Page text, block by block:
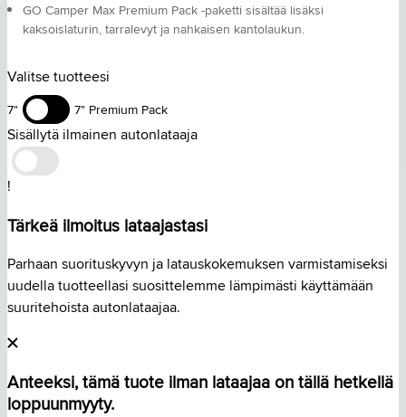
GO Camper Max Premium Pack -paketti sisältää lisäksi
kaksoislaturin, tarralevyt ja nahkaisen kantolaukun.
Valitse tuotteesi
7" 7" Premium Pack
Sisällytä ilmainen autonlataaja
!
Tärkeä ilmoitus lataajastasi
Parhaan suorituskyvyn ja latauskokemuksen varmistamiseksi
uudella tuotteellasi suosittelemme lämpimästi käyttämään
suuritehoista autonlataajaa.
Anteeksi, tämä tuote ilman lataajaa on tällä hetkellä
loppuunmyyty.